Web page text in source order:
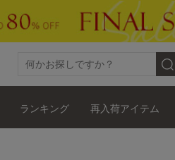
ランキング 再入荷アイテム